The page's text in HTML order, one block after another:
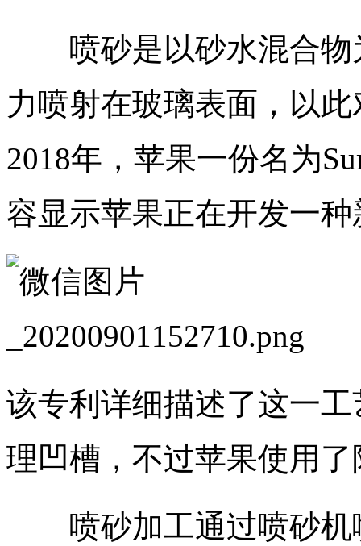
喷砂是以砂水混合物
力喷射在玻璃表面，以
2018年，苹果一份名为
容显示苹果正在开发一
该专利详细描述了这一
理凹槽，不过苹果使用
喷砂加工通过喷砂机